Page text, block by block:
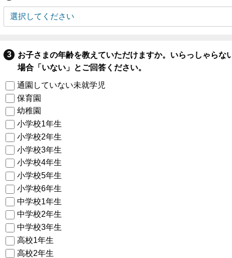
お子さまの年齢を教えていただけますか。いらっしゃらな
場合「いない」とご回答ください。
通園していない未就学児
保育園
幼稚園
小学校1年生
小学校2年生
小学校3年生
小学校4年生
小学校5年生
小学校6年生
中学校1年生
中学校2年生
中学校3年生
高校1年生
高校2年生